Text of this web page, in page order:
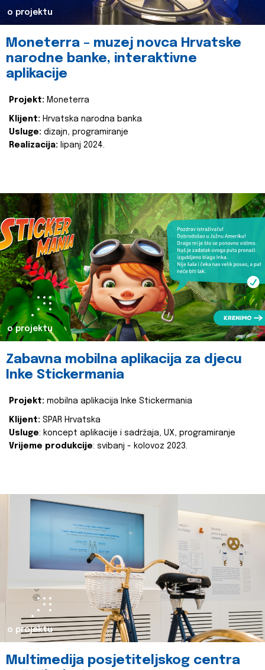
o projektu
Moneterra – muzej novca Hrvatske
narodne banke, interaktivne
aplikacije
Projekt: Moneterra
Klijent: Hrvatska narodna banka
Usluge: dizajn, programiranje
Realizacija: lipanj 2024.
o projektu
Zabavna mobilna aplikacija za djecu
Inke Stickermania
Projekt: mobilna aplikacija Inke Stickermania
Klijent: SPAR Hrvatska
Usluge: koncept aplikacije i sadržaja, UX, programiranje
Vrijeme produkcije: svibanj - kolovoz 2023.
o projektu
Multimedija posjetiteljskog centra